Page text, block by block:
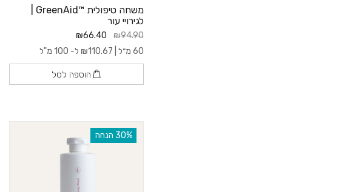
לגירויי עור
₪94.90
₪66.40
60 מ״ל |
₪110.67 ל- 100 מ"ל
הוספה לסל
‫30% הנחה